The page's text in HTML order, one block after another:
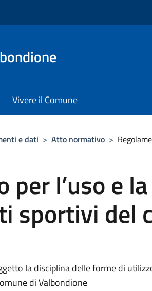
Vivere il Comune
e dati > Atto normativo >
per l’uso e
sportivi del
la disciplina delle forme di
di Valbondione